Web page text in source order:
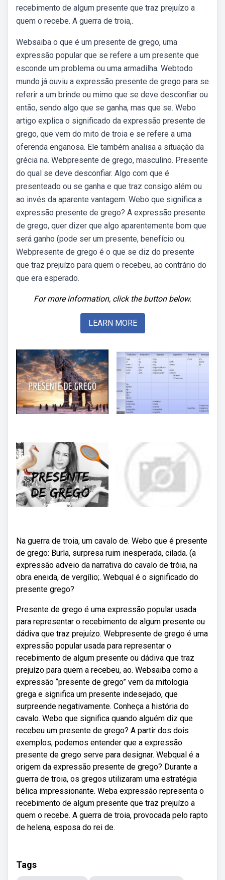
recebimento de algum presente que traz prejuízo a
quem o recebe. A guerra de troia,.
Websaiba o que é um presente de grego, uma
expressão popular que se refere a um presente que
esconde um problema ou uma armadilha. Webtodo
mundo já ouviu a expressão presente de grego para se
referir a um brinde ou mimo que se deve desconfiar ou
então, sendo algo que se ganha, mas que se. Webo
artigo explica o significado da expressão presente de
grego, que vem do mito de troia e se refere a uma
oferenda enganosa. Ele também analisa a situação da
grécia na. Webpresente de grego, masculino. Presente
do qual se deve desconfiar. Algo com que é
presenteado ou se ganha e que traz consigo além ou
ao invés da aparente vantagem. Webo que significa a
expressão presente de grego? A expressão presente
de grego, quer dizer que algo aparentemente bom que
será ganho (pode ser um presente, benefício ou.
Webpresente de grego é o que se diz do presente
que traz prejuízo para quem o recebeu, ao contrário do
que era esperado.
For more information, click the button below.
LEARN MORE
Na guerra de troia, um cavalo de. Webo que é presente
de grego: Burla, surpresa ruim inesperada, cilada. (a
expressão adveio da narrativa do cavalo de tróia, na
obra eneida, de vergílio;. Webqual é o significado do
presente grego?
Presente de grego é uma expressão popular usada
para representar o recebimento de algum presente ou
dádiva que traz prejuízo. Webpresente de grego é uma
expressão popular usada para representar o
recebimento de algum presente ou dádiva que traz
prejuízo para quem a recebeu, ao. Websaiba como a
expressão “presente de grego” vem da mitologia
grega e significa um presente indesejado, que
surpreende negativamente. Conheça a história do
cavalo. Webo que significa quando alguém diz que
recebeu um presente de grego? A partir dos dois
exemplos, podemos entender que a expressão
presente de grego serve para designar. Webqual é a
origem da expressão presente de grego? Durante a
guerra de troia, os gregos utilizaram uma estratégia
bélica impressionante. Weba expressão representa o
recebimento de algum presente que traz prejuízo a
quem o recebe. A guerra de troia, provocada pelo rapto
de helena, esposa do rei de.
Tags